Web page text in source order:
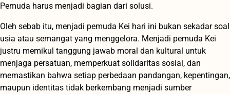
Pemuda harus menjadi bagian dari solusi.
Oleh sebab itu, menjadi pemuda Kei hari ini bukan sekadar soal
usia atau semangat yang menggelora. Menjadi pemuda Kei
justru memikul tanggung jawab moral dan kultural untuk
menjaga persatuan, memperkuat solidaritas sosial, dan
memastikan bahwa setiap perbedaan pandangan, kepentingan,
maupun identitas tidak berkembang menjadi sumber